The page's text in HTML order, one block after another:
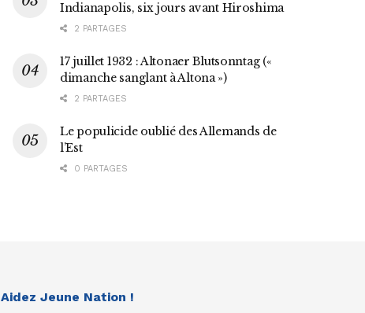
Indianapolis, six jours avant Hiroshima
2 PARTAGES
17 juillet 1932 : Altonaer Blutsonntag («
dimanche sanglant à Altona »)
2 PARTAGES
Le populicide oublié des Allemands de
l’Est
0 PARTAGES
Aidez Jeune Nation !